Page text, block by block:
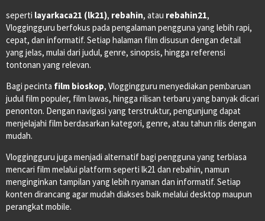
seperti layarkaca21 (lk21), rebahin, atau rebahin21,
Vloggingguru berfokus pada pengalaman pengguna yang lebih rapi,
cepat, dan informatif. Setiap halaman film disusun dengan detail
yang jelas, mulai dari judul, genre, sinopsis, hingga referensi
tontonan yang relevan.
Bagi pecinta film bioskop, Vloggingguru menyediakan pembaruan
judul film populer, film lawas, hingga rilisan terbaru yang banyak dicari
penonton. Dengan navigasi yang terstruktur, pengunjung dapat
menjelajahi film berdasarkan kategori, genre, atau tahun rilis dengan
mudah.
Vloggingguru juga menjadi alternatif bagi pengguna yang terbiasa
mencari film melalui platform seperti lk21 dan rebahin, namun
menginginkan tampilan yang lebih nyaman dan informatif. Setiap
konten dirancang agar mudah diakses baik melalui desktop maupun
perangkat mobile.